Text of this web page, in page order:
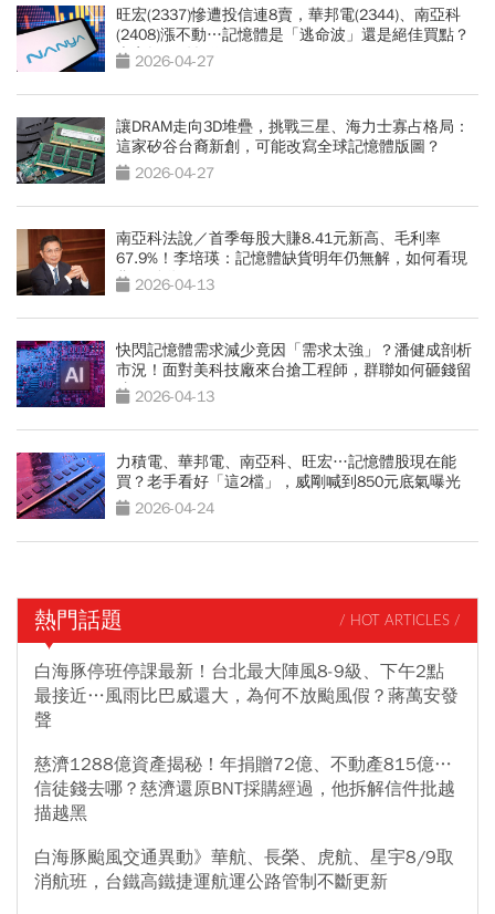
旺宏(2337)慘遭投信連8賣，華邦電(2344)、南亞科
(2408)漲不動…記憶體是「逃命波」還是絕佳買點？
專家揭關鍵操作
2026-04-27
讓DRAM走向3D堆疊，挑戰三星、海力士寡占格局：
這家矽谷台裔新創，可能改寫全球記憶體版圖？
2026-04-27
南亞科法說／首季每股大賺8.41元新高、毛利率
67.9%！李培瑛：記憶體缺貨明年仍無解，如何看現
貨價鬆動？
2026-04-13
快閃記憶體需求減少竟因「需求太強」？潘健成剖析
市況！面對美科技廠來台搶工程師，群聯如何砸錢留
才？2026-04-13
力積電、華邦電、南亞科、旺宏…記憶體股現在能
買？老手看好「這2檔」，威剛喊到850元底氣曝光
2026-04-24
熱門話題 / HOT ARTICLES /
白海豚停班停課最新！台北最大陣風8-9級、下午2點
最接近…風雨比巴威還大，為何不放颱風假？蔣萬安發
聲
慈濟1288億資產揭秘！年捐贈72億、不動產815億…
信徒錢去哪？慈濟還原BNT採購經過，他拆解信件批越
描越黑
白海豚颱風交通異動》華航、長榮、虎航、星宇8/9取
消航班，台鐵高鐵捷運航運公路管制不斷更新